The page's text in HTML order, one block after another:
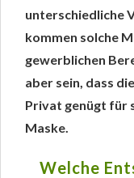
unterschiedliche
kommen solche
gewerblichen
aber sein, dass
Privat genügt für
Maske.
Welche